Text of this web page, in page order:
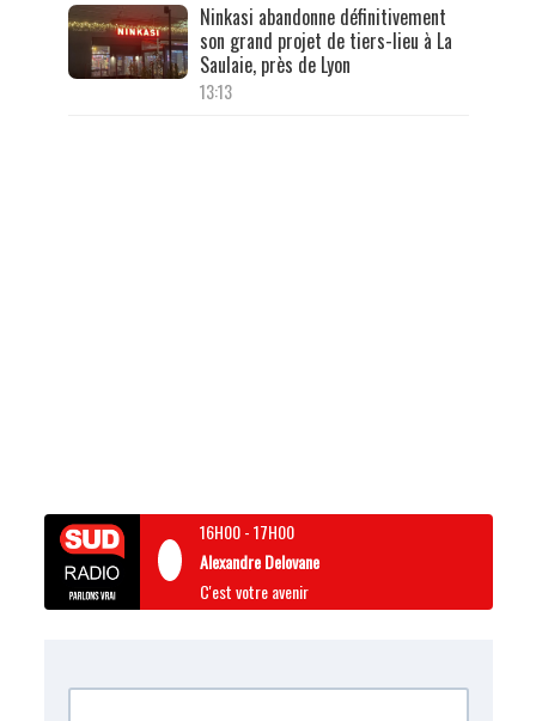
Ninkasi abandonne définitivement
son grand projet de tiers-lieu à La
Saulaie, près de Lyon
13:13
16H00-17H00
Alexandre Delovane
C'est votre avenir